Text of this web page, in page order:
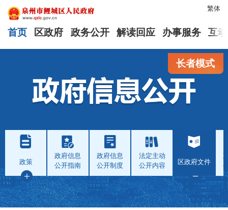
繁体
首页 区政府 政务公开 解读回应 办事服务 互
长者模式
政策
政府信息
公开指南
政府信息
公开制度
法定主动
公开内容
区政府文件